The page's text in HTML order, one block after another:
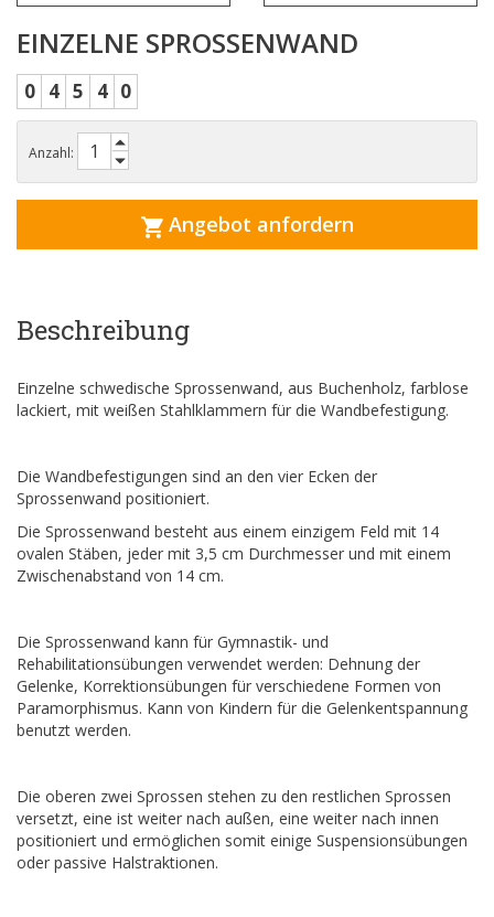
EINZELNE SPROSSENWAND
0 4 5 4 0
Anzahl:
Angebot anfordern
Beschreibung
Einzelne schwedische Sprossenwand, aus Buchenholz, farblose
lackiert, mit weißen Stahlklammern für die Wandbefestigung.
Die Wandbefestigungen sind an den vier Ecken der
Sprossenwand positioniert.
Die Sprossenwand besteht aus einem einzigem Feld mit 14
ovalen Stäben, jeder mit 3,5 cm Durchmesser und mit einem
Zwischenabstand von 14 cm.
Die Sprossenwand kann für Gymnastik- und
Rehabilitationsübungen verwendet werden: Dehnung der
Gelenke, Korrektionsübungen für verschiedene Formen von
Paramorphismus. Kann von Kindern für die Gelenkentspannung
benutzt werden.
Die oberen zwei Sprossen stehen zu den restlichen Sprossen
versetzt, eine ist weiter nach außen, eine weiter nach innen
positioniert und ermöglichen somit einige Suspensionsübungen
oder passive Halstraktionen.